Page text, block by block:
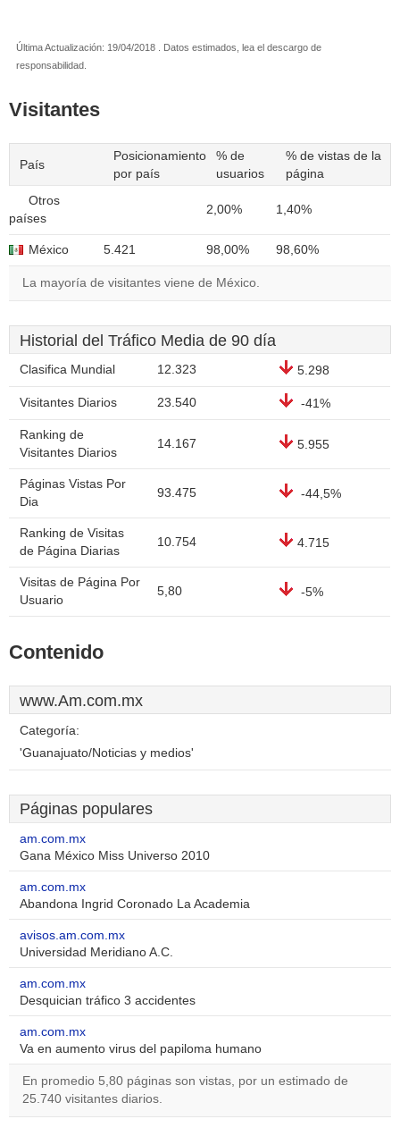
Última Actualización: 19/04/2018 . Datos estimados, lea el descargo de
responsabilidad.
Visitantes
País
Posicionamiento
por país
% de
usuarios
% de vistas de la
página
Otros
países
2,00% 1,40%
México 5.421 98,00% 98,60%
La mayoría de visitantes viene de México.
Historial del Tráfico Media de 90 día
Clasifica Mundial 12.323 5.298
Visitantes Diarios 23.540 -41%
Ranking de
Visitantes Diarios
14.167 5.955
Páginas Vistas Por
Dia
93.475 -44,5%
Ranking de Visitas
de Página Diarias
10.754 4.715
Visitas de Página Por
Usuario
5,80 -5%
Contenido
www.Am.com.mx
Categoría:
'Guanajuato/Noticias y medios'
Páginas populares
am.com.mx
Gana México Miss Universo 2010
am.com.mx
Abandona Ingrid Coronado La Academia
avisos.am.com.mx
Universidad Meridiano A.C.
am.com.mx
Desquician tráfico 3 accidentes
am.com.mx
Va en aumento virus del papiloma humano
En promedio 5,80 páginas son vistas, por un estimado de
25.740 visitantes diarios.